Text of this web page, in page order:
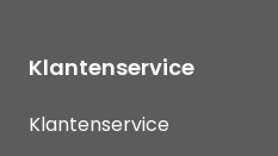
Klantenservice
Klantenservice